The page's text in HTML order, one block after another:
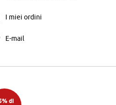
I miei ordini
E-mail
di